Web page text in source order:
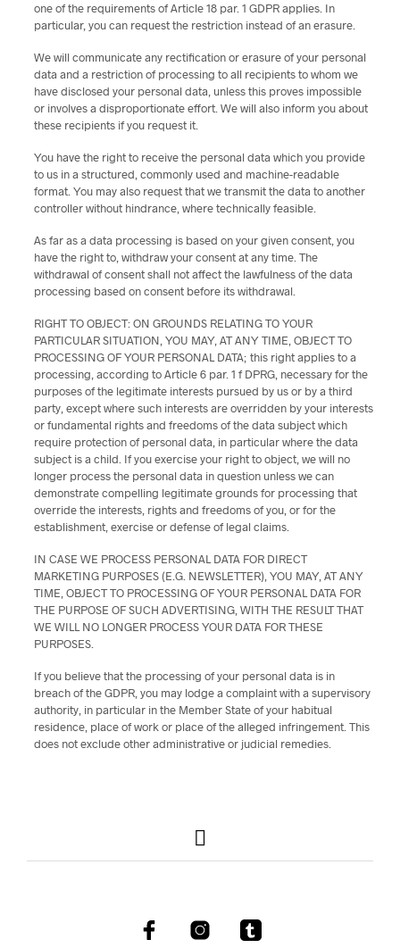
one of the requirements of Article 18 par. 1 GDPR applies. In
particular, you can request the restriction instead of an erasure.
We will communicate any rectification or erasure of your personal
data and a restriction of processing to all recipients to whom we
have disclosed your personal data, unless this proves impossible
or involves a disproportionate effort. We will also inform you about
these recipients if you request it.
You have the right to receive the personal data which you provide
to us in a structured, commonly used and machine-readable
format. You may also request that we transmit the data to another
controller without hindrance, where technically feasible.
As far as a data processing is based on your given consent, you
have the right to, withdraw your consent at any time. The
withdrawal of consent shall not affect the lawfulness of the data
processing based on consent before its withdrawal.
RIGHT TO OBJECT: ON GROUNDS RELATING TO YOUR
PARTICULAR SITUATION, YOU MAY, AT ANY TIME, OBJECT TO
PROCESSING OF YOUR PERSONAL DATA; this right applies to a
processing, according to Article 6 par. 1 f DPRG, necessary for the
purposes of the legitimate interests pursued by us or by a third
party, except where such interests are overridden by your interests
or fundamental rights and freedoms of the data subject which
require protection of personal data, in particular where the data
subject is a child. If you exercise your right to object, we will no
longer process the personal data in question unless we can
demonstrate compelling legitimate grounds for processing that
override the interests, rights and freedoms of you, or for the
establishment, exercise or defense of legal claims.
IN CASE WE PROCESS PERSONAL DATA FOR DIRECT
MARKETING PURPOSES (E.G. NEWSLETTER), YOU MAY, AT ANY
TIME, OBJECT TO PROCESSING OF YOUR PERSONAL DATA FOR
THE PURPOSE OF SUCH ADVERTISING, WITH THE RESULT THAT
WE WILL NO LONGER PROCESS YOUR DATA FOR THESE
PURPOSES.
If you believe that the processing of your personal data is in
breach of the GDPR, you may lodge a complaint with a supervisory
authority, in particular in the Member State of your habitual
residence, place of work or place of the alleged infringement. This
does not exclude other administrative or judicial remedies.